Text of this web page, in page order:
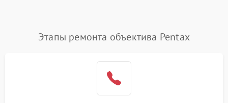
Этапы ремонта объектива Pentax